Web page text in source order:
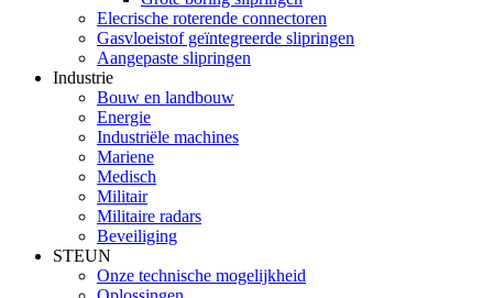
Elecrische roterende connectoren
Gasvloeistof geïntegreerde slipringen
Aangepaste slipringen
Industrie
Bouw en landbouw
Energie
Industriële machines
Mariene
Medisch
Militair
Militaire radars
Beveiliging
STEUN
Onze technische mogelijkheid